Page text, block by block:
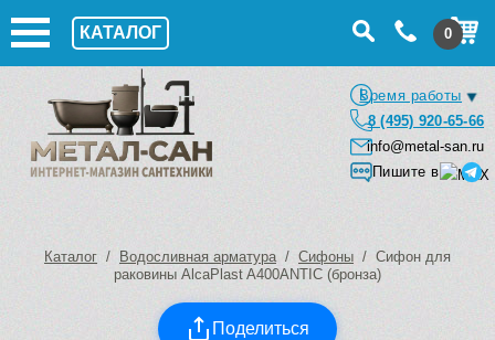
КАТАЛОГ 0
Время работы
8 (495) 920-65-66
info@metal-san.ru
Пишите в
Каталог / Водосливная арматура/ Сифоны / Сифон для
раковины AlcaPlast A400ANTIC (бронза)
Поделиться